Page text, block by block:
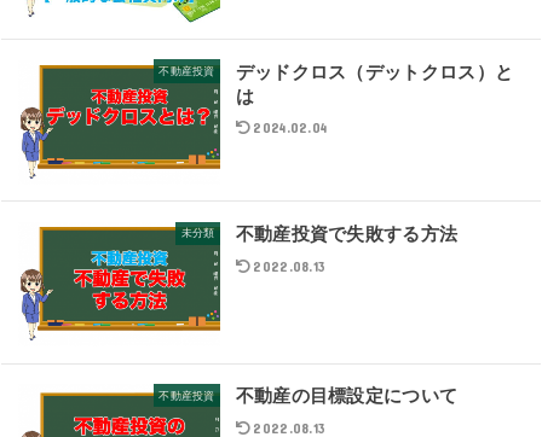
不動産投資
デッドクロス（デットクロス）と
は
2024.02.04
未分類 不動産投資で失敗する方法
2022.08.13
不動産投資 不動産の目標設定について
2022.08.13